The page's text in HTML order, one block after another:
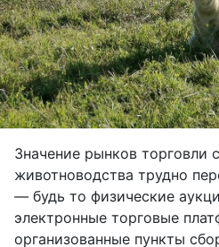
Значение рынков торговли
животноводства трудно
— будь то физические
электронные торговые
организованные пункты